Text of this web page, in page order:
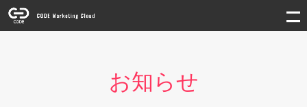
お知らせ